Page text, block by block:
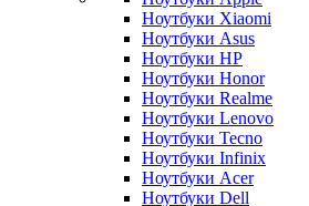
Ноутбуки Xiaomi
Ноутбуки Asus
Ноутбуки HP
Ноутбуки Honor
Ноутбуки Realme
Ноутбуки Lenovo
Ноутбуки Tecno
Ноутбуки Infinix
Ноутбуки Acer
Ноутбуки Dell